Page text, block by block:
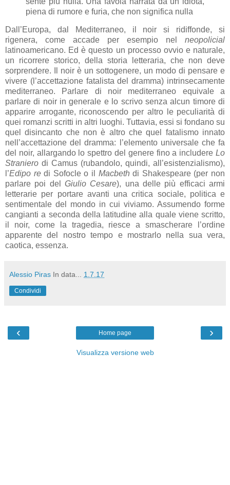
piena di rumore e furia, che non significa nulla
Dall’Europa, dal Mediterraneo, il noir si ridiffonde, si
rigenera, come accade per esempio nel neopolicial
latinoamericano. Ed è questo un processo ovvio e naturale,
un ricorrere storico, della storia letteraria, che non deve
sorprendere. Il noir è un sottogenere, un modo di pensare e
vivere (l’accettazione fatalista del dramma) intrinsecamente
mediterraneo. Parlare di noir mediterraneo equivale a
parlare di noir in generale e lo scrivo senza alcun timore di
apparire arrogante, riconoscendo per altro le peculiarità di
quei romanzi scritti in altri luoghi. Tuttavia, essi si fondano su
quel disincanto che non è altro che quel fatalismo innato
nell’accettazione del dramma: l’elemento universale che fa
del noir, allargando lo spettro del genere fino a includere Lo
Straniero di Camus (rubandolo, quindi, all’esistenzialismo),
l’Edipo redi Sofocle o il Macbeth di Shakespeare (per non
parlare poi del Giulio Cesare), una delle più efficaci armi
letterarie per portare avanti una critica sociale, politica e
sentimentale del mondo in cui viviamo. Assumendo forme
cangianti a seconda della latitudine alla quale viene scritto,
il noir, come la tragedia, riesce a smascherare l’ordine
apparente del nostro tempo e mostrarlo nella sua vera,
caotica, essenza.
Alessio Piras In data... 1.7.17
Condividi
‹ ›
Home page
Visualizza versione web